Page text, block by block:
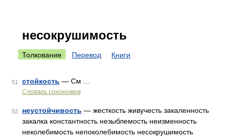
несокрушимость
Толкование Перевод Книги
51 стойкость — См …
Словарь синонимов
52 неустойчивость — жесткость живучесть закаленность
закалка константность незыблемость неизменность
неколебимость непоколебимость несокрушимость